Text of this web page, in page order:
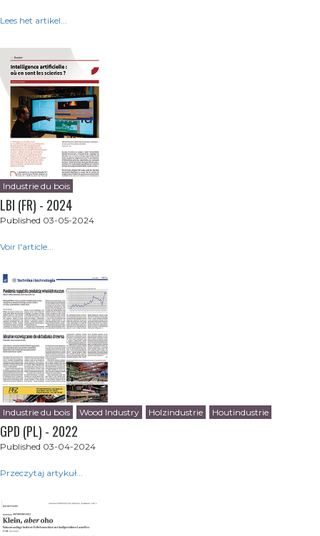
Lees het artikel...
Industrie du bois
LBI (FR) - 2024
Published 03-05-2024
Voir l'article...
Industrie du bois Wood Industry Holzindustrie Houtindustrie
GPD (PL) - 2022
Published 03-04-2024
Przeczytaj artykuł...